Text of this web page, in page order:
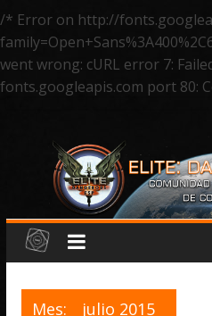
/* Error on http://
went wrong: cURL error 7:
fonts.googleapis.com port 80:
Mes: julio 2015